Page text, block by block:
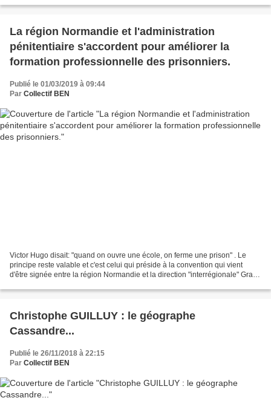
La région Normandie et l'administration
pénitentiaire s'accordent pour améliorer la
formation professionnelle des prisonniers.
Publié le 01/03/2019 à 09:44
Par Collectif BEN
Victor Hugo disait: "quand on ouvre une école, on ferme une prison" . Le
principe reste valable et c'est celui qui préside à la convention qui vient
d'être signée entre la région Normandie et la direction "interrégionale" Grand
Christophe GUILLUY : le géographe
Cassandre...
Publié le 26/11/2018 à 22:15
Par Collectif BEN